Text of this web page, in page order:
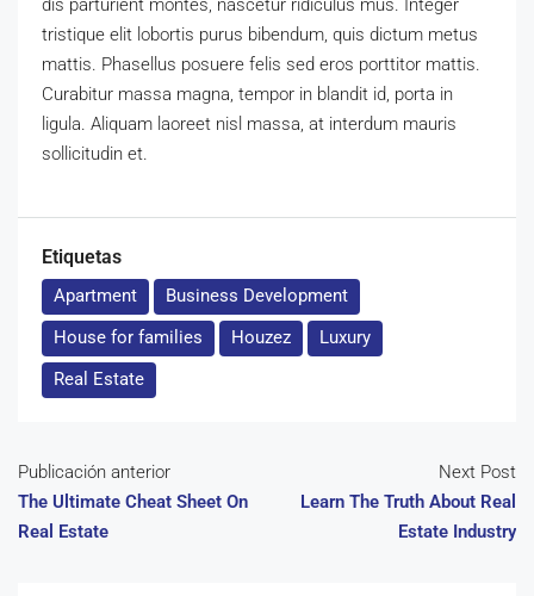
dis parturient montes, nascetur ridiculus mus. Integer
tristique elit lobortis purus bibendum, quis dictum metus
mattis. Phasellus posuere felis sed eros porttitor mattis.
Curabitur massa magna, tempor in blandit id, porta in
ligula. Aliquam laoreet nisl massa, at interdum mauris
sollicitudin et.
Etiquetas
Apartment
Business Development
House for families
Houzez
Luxury
Real Estate
Publicación anterior
The Ultimate Cheat Sheet On
Real Estate
Next Post
Learn The Truth About Real
Estate Industry